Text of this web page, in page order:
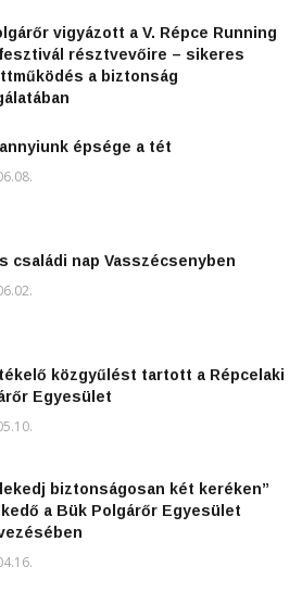
vigyázott a V. Répce Running
résztvevőire – sikeres
a biztonság
épsége a tét
családi nap Vasszécsenyben
közgyűlést tartott a Répcelaki
Egyesület
biztonságosan két keréken”
a Bük Polgárőr Egyesület